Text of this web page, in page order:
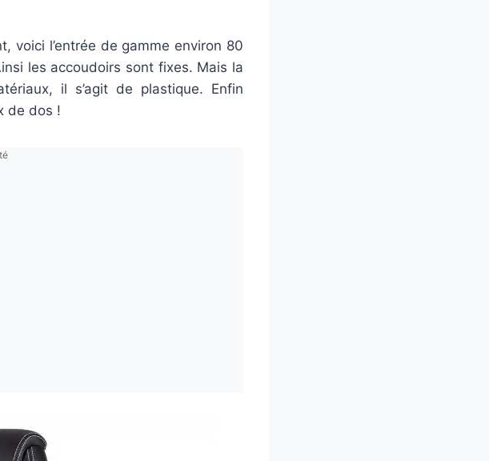
voici l’entrée de gamme environ 80
les accoudoirs sont fixes. Mais la
il s’agit de plastique. Enfin
de dos !